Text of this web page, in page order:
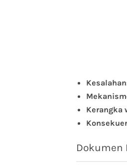
Kerangka
Dokumen